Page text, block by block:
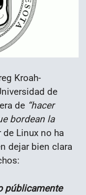
Kroah-
de
de “hacer
bordean la
Linux no ha
dejar bien clara
públicamente